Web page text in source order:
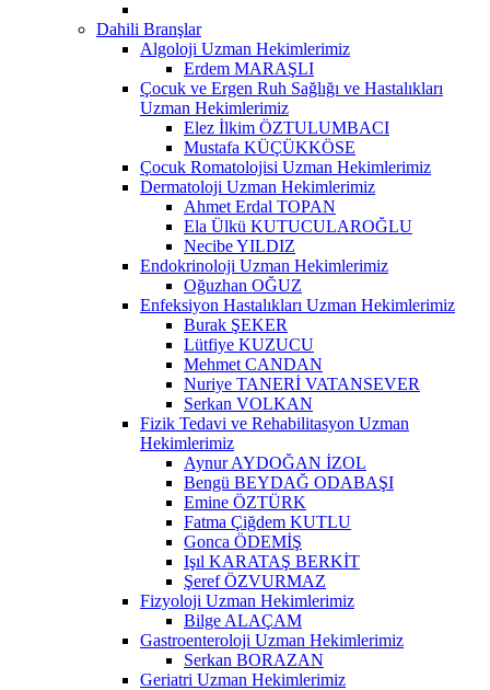
Dahili Branşlar
Algoloji Uzman Hekimlerimiz
Erdem MARAŞLI
Çocuk ve Ergen Ruh Sağlığı ve Hastalıkları
Uzman Hekimlerimiz
Elez İlkim ÖZTULUMBACI
Mustafa KÜÇÜKKÖSE
Çocuk Romatolojisi Uzman Hekimlerimiz
Dermatoloji Uzman Hekimlerimiz
Ahmet Erdal TOPAN
Ela Ülkü KUTUCULAROĞLU
Necibe YILDIZ
Endokrinoloji Uzman Hekimlerimiz
Oğuzhan OĞUZ
Enfeksiyon Hastalıkları Uzman Hekimlerimiz
Burak ŞEKER
Lütfiye KUZUCU
Mehmet CANDAN
Nuriye TANERİ VATANSEVER
Serkan VOLKAN
Fizik Tedavi ve Rehabilitasyon Uzman
Hekimlerimiz
Aynur AYDOĞAN İZOL
Bengü BEYDAĞ ODABAŞI
Emine ÖZTÜRK
Fatma Çiğdem KUTLU
Gonca ÖDEMİŞ
Işıl KARATAŞ BERKİT
Şeref ÖZVURMAZ
Fizyoloji Uzman Hekimlerimiz
Bilge ALAÇAM
Gastroenteroloji Uzman Hekimlerimiz
Serkan BORAZAN
Geriatri Uzman Hekimlerimiz